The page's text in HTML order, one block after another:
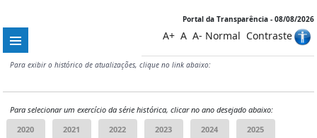
Portal da Transparência - 08/08/2026
A+ A A- Normal Contraste
Para exibir o histórico de atualizações, clique no link abaixo:
Para selecionar um exercício da série histórica, clicar no ano desejado abaixo: